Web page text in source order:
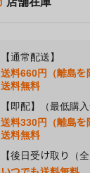
【通常配送】
送料660円（離島を
送料無料
【即配】（最低購
送料330円（離島を
送料無料
【後日受け取り（全
いつでも送料無料